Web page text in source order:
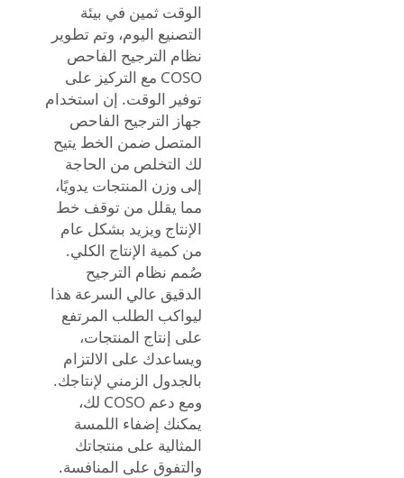
الوقت ثمين في بيئة
التصنيع اليوم، وتم تطوير
نظام الترجيح الفاحص
COSO مع التركيز على
توفير الوقت. إن استخدام
جهاز الترجيح الفاحص
المتصل ضمن الخط يتيح
لك التخلص من الحاجة
إلى وزن المنتجات يدويًا،
مما يقلل من توقف خط
الإنتاج ويزيد بشكل عام
من كمية الإنتاج الكلي.
صُمم نظام الترجيح
الدقيق عالي السرعة هذا
ليواكب الطلب المرتفع
على إنتاج المنتجات،
ويساعدك على الالتزام
بالجدول الزمني لإنتاجك.
ومع دعم COSO لك،
يمكنك إضفاء اللمسة
المثالية على منتجاتك
والتفوق على المنافسة.